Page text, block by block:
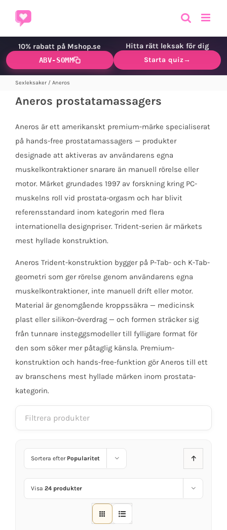
innehållet
10% rabatt på Mshop.se
ABV-SOMM
Hitta rätt leksak för dig
Starta quiz→
Sexleksaker/ Aneros
Aneros prostatamassagers
Aneros är ett amerikanskt premium-märke specialiserat
på hands-free prostatamassagers — produkter
designade att aktiveras av användarens egna
muskelkontraktioner snarare än manuell rörelse eller
motor. Märket grundades 1997 av forskning kring PC-
muskelns roll vid prostata-orgasm och har blivit
referensstandard inom kategorin med flera
internationella designpriser. Trident-serien är märkets
mest hyllade konstruktion.
Aneros Trident-konstruktion bygger på P-Tab- och K-Tab-
geometri som ger rörelse genom användarens egna
muskelkontraktioner, inte manuell drift eller motor.
Material är genomgående kroppssäkra — medicinsk
plast eller silikon-överdrag — och formen sträcker sig
från tunnare insteggsmodeller till fylligare format för
den som söker mer påtaglig känsla. Premium-
konstruktion och hands-free-funktion gör Aneros till ett
av branschens mest hyllade märken inom prostata-
kategorin.
Sortera efter Popularitet
Visa 24 produkter